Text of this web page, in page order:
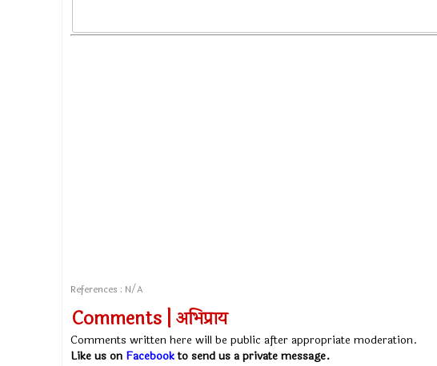
References : N/A
Comments | अभिप्राय
Comments written here will be public after appropriate moderation.
Like us on Facebookto send us a private message.